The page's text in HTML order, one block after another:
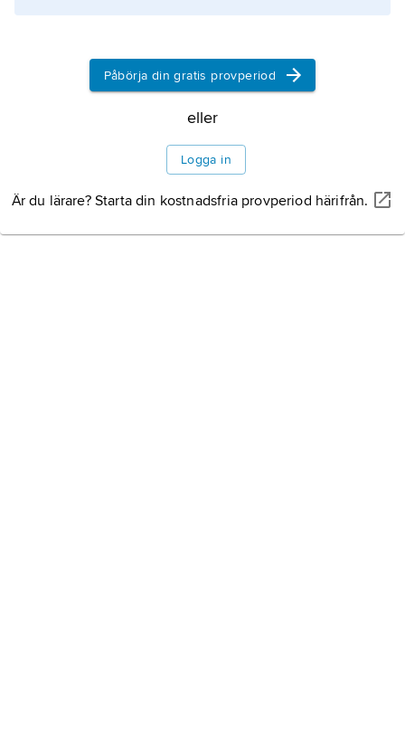
Påbörja din gratis provperiod
eller
Logga in
Är du lärare? Starta din kostnadsfria provperiod härifrån.